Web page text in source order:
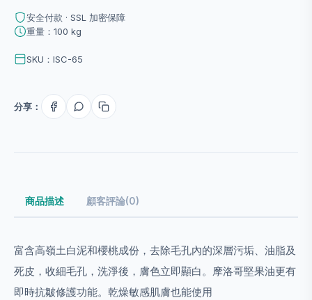
安全付款 · SSL 加密保障
重量：100 kg
SKU：ISC-65
分享：
商品描述 顧客評論(0)
富含高嶺土白泥和櫻桃成份，去除毛孔內的深層污垢、油脂及
死皮，收細毛孔，洗淨後，膚色立即顯白。摩洛哥堅果油更有
即時抗皺修護功能。乾燥敏感肌膚也能使用